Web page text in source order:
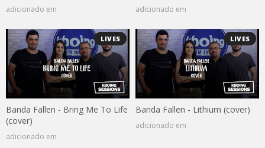
adicionado em adicionado em
LIVES
Banda Fallen - Bring Me To Life
(cover)
adicionado em
LIVES
Banda Fallen - Lithium (cover)
adicionado em